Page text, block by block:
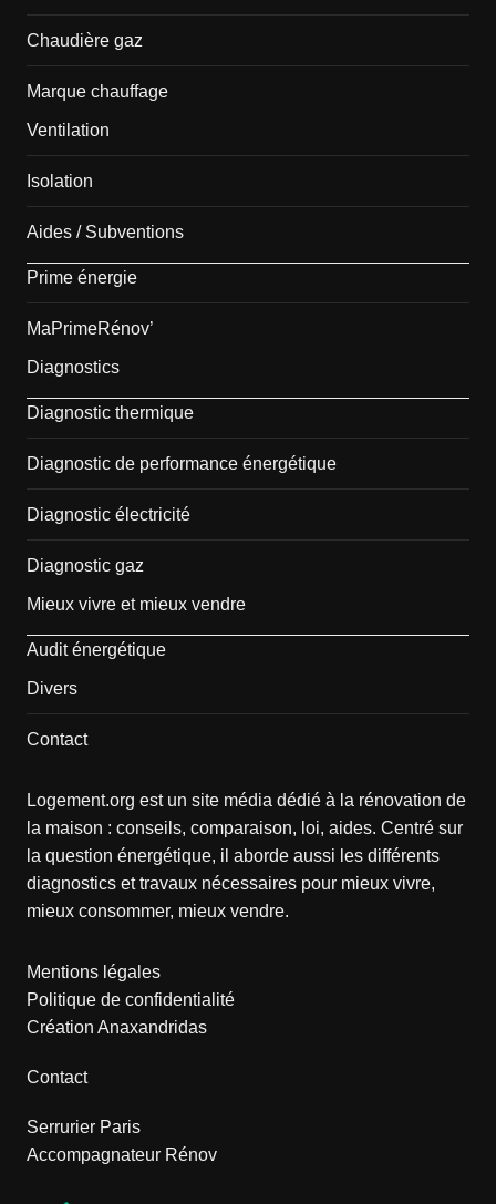
Chaudière gaz
Marque chauffage
Ventilation
Isolation
Aides / Subventions
Prime énergie
MaPrimeRénov’
Diagnostics
Diagnostic thermique
Diagnostic de performance énergétique
Diagnostic électricité
Diagnostic gaz
Mieux vivre et mieux vendre
Audit énergétique
Divers
Contact
Logement.org est un site média dédié à la rénovation de
la maison : conseils, comparaison, loi, aides. Centré sur
la question énergétique, il aborde aussi les différents
diagnostics et travaux nécessaires pour mieux vivre,
mieux consommer, mieux vendre.
Mentions légales
Politique de confidentialité
Création Anaxandridas
Contact
Serrurier Paris
Accompagnateur Rénov